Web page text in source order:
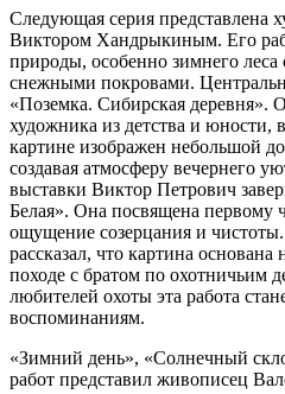
Следующая серия представлена
Виктором Хандрыкиным. Его
природы, особенно зимнего
снежными покровами.
«Поземка. Сибирская деревня».
художника из детства и юности,
картине изображен небольшой
создавая атмосферу вечернего
выставки Виктор Петрович
Белая». Она посвящена первому
ощущение созерцания и
рассказал, что картина
походе с братом по охотничьим
любителей охоты эта работа
воспоминаниям.
«Зимний день», «Солнечный
работ представил живописец